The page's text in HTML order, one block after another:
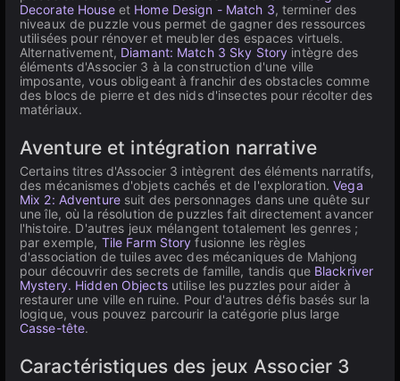
Decorate Houseet Home Design - Match 3, terminer des
niveaux de puzzle vous permet de gagner des ressources
utilisées pour rénover et meubler des espaces virtuels.
Alternativement, Diamant: Match 3 Sky Story intègre des
éléments d'Associer 3 à la construction d'une ville
imposante, vous obligeant à franchir des obstacles comme
des blocs de pierre et des nids d'insectes pour récolter des
matériaux.
Aventure et intégration narrative
Certains titres d'Associer 3 intègrent des éléments narratifs,
des mécanismes d'objets cachés et de l'exploration.Vega
Mix 2: Adventuresuit des personnages dans une quête sur
une île, où la résolution de puzzles fait directement avancer
l'histoire. D'autres jeux mélangent totalement les genres ;
par exemple, Tile Farm Story fusionne les règles
d'association de tuiles avec des mécaniques de Mahjong
pour découvrir des secrets de famille, tandis que Blackriver
Mystery. Hidden Objectsutilise les puzzles pour aider à
restaurer une ville en ruine. Pour d'autres défis basés sur la
logique, vous pouvez parcourir la catégorie plus large
Casse-tête.
Caractéristiques des jeux Associer 3